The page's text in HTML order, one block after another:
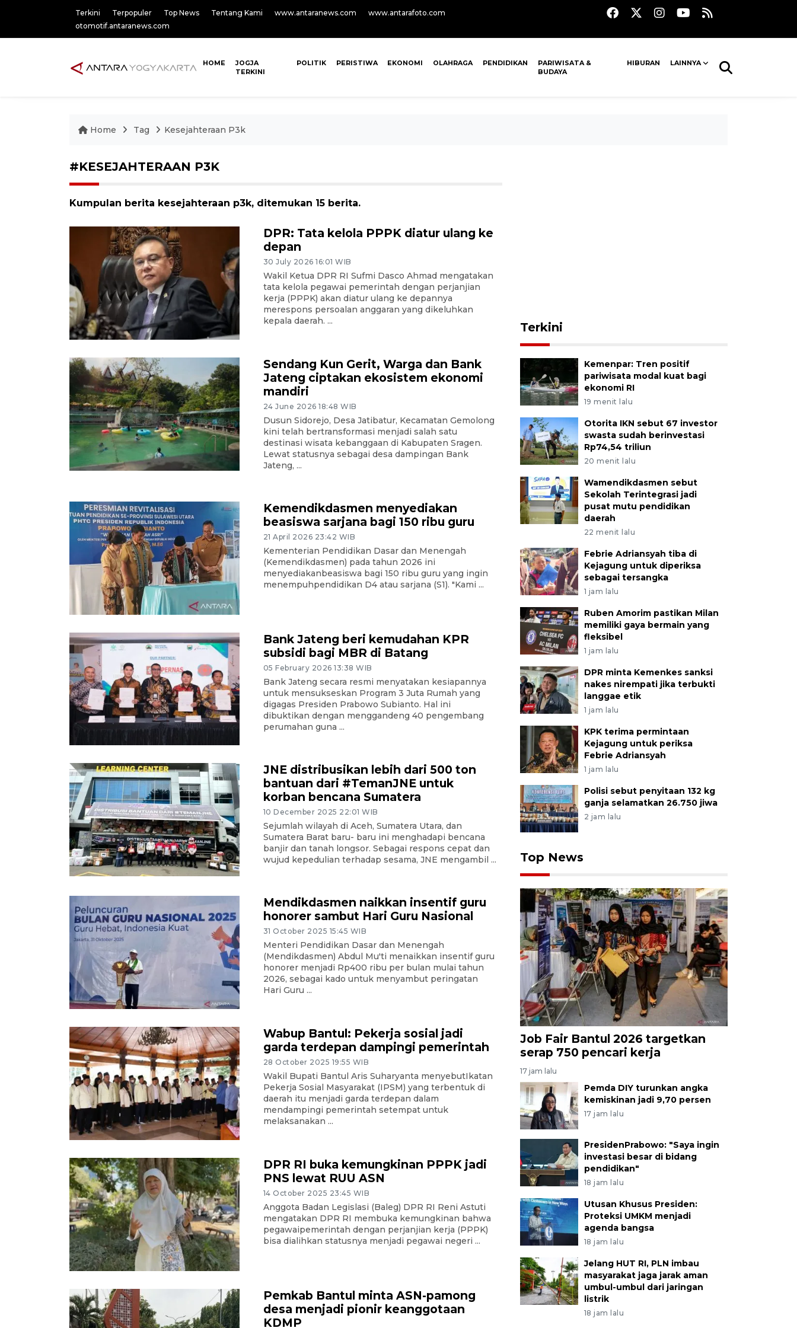
Terkini Terpopuler Top News Tentang Kami www.antaranews.com
www.antarafoto.com
otomotif.antaranews.com
HOME
JOGJA
TERKINI
POLITIK PERISTIWA EKONOMI OLAHRAGA PENDIDIKAN
PARIWISATA &
BUDAYA
HIBURAN LAINNYA
Home Tag Kesejahteraan P3k
#KESEJAHTERAAN P3K
Kumpulan berita kesejahteraan p3k, ditemukan 15 berita.
DPR: Tata kelola PPPK diatur ulang ke
depan
30 July 2026 16:01 WIB
Wakil Ketua DPR RI Sufmi Dasco Ahmad mengatakan
tata kelola pegawai pemerintah dengan perjanjian
kerja (PPPK) akan diatur ulang ke depannya
merespons persoalan anggaran yang dikeluhkan
kepala daerah. ...
Sendang Kun Gerit, Warga dan Bank
Jateng ciptakan ekosistem ekonomi
mandiri
24 June 2026 18:48 WIB
Dusun Sidorejo, Desa Jatibatur, Kecamatan Gemolong
kini telah bertransformasi menjadi salah satu
destinasi wisata kebanggaan di Kabupaten Sragen.
Lewat statusnya sebagai desa dampingan Bank
Jateng, ...
Kemendikdasmen menyediakan
beasiswa sarjana bagi 150 ribu guru
21 April 2026 23:42 WIB
Kementerian Pendidikan Dasar dan Menengah
(Kemendikdasmen) pada tahun 2026 ini
menyediakanbeasiswa bagi 150 ribu guru yang ingin
menempuhpendidikan D4 atau sarjana (S1). "Kami ...
Bank Jateng beri kemudahan KPR
subsidi bagi MBR di Batang
05 February 2026 13:38 WIB
Bank Jateng secara resmi menyatakan kesiapannya
untuk mensukseskan Program 3 Juta Rumah yang
digagas Presiden Prabowo Subianto. Hal ini
dibuktikan dengan menggandeng 40 pengembang
perumahan guna ...
JNE distribusikan lebih dari 500 ton
bantuan dari #TemanJNE untuk
korban bencana Sumatera
10 December 2025 22:01 WIB
Sejumlah wilayah di Aceh, Sumatera Utara, dan
Sumatera Barat baru- baru ini menghadapi bencana
banjir dan tanah longsor. Sebagai respons cepat dan
wujud kepedulian terhadap sesama, JNE mengambil ...
Mendikdasmen naikkan insentif guru
honorer sambut Hari Guru Nasional
31 October 2025 15:45 WIB
Menteri Pendidikan Dasar dan Menengah
(Mendikdasmen) Abdul Mu'ti menaikkan insentif guru
honorer menjadi Rp400 ribu per bulan mulai tahun
2026, sebagai kado untuk menyambut peringatan
Hari Guru ...
Wabup Bantul: Pekerja sosial jadi
garda terdepan dampingi pemerintah
28 October 2025 19:55 WIB
Wakil Bupati Bantul Aris Suharyanta menyebutIkatan
Pekerja Sosial Masyarakat (IPSM) yang terbentuk di
daerah itu menjadi garda terdepan dalam
mendampingi pemerintah setempat untuk
melaksanakan ...
DPR RI buka kemungkinan PPPK jadi
PNS lewat RUU ASN
14 October 2025 23:45 WIB
Anggota Badan Legislasi (Baleg) DPR RI Reni Astuti
mengatakan DPR RI membuka kemungkinan bahwa
pegawaipemerintah dengan perjanjian kerja (PPPK)
bisa dialihkan statusnya menjadi pegawai negeri ...
Pemkab Bantul minta ASN-pamong
desa menjadi pionir keanggotaan
KDMP
Terkini
Kemenpar: Tren positif
pariwisata modal kuat bagi
ekonomi RI
19 menit lalu
Otorita IKN sebut 67 investor
swasta sudah berinvestasi
Rp74,54 triliun
20 menit lalu
Wamendikdasmen sebut
Sekolah Terintegrasi jadi
pusat mutu pendidikan
daerah
22 menit lalu
Febrie Adriansyah tiba di
Kejagung untuk diperiksa
sebagai tersangka
1 jam lalu
Ruben Amorim pastikan Milan
memiliki gaya bermain yang
fleksibel
1 jam lalu
DPR minta Kemenkes sanksi
nakes nirempati jika terbukti
langgae etik
1 jam lalu
KPK terima permintaan
Kejagung untuk periksa
Febrie Adriansyah
1 jam lalu
Polisi sebut penyitaan 132 kg
ganja selamatkan 26.750 jiwa
2 jam lalu
Top News
Job Fair Bantul 2026 targetkan
serap 750 pencari kerja
17 jam lalu
Pemda DIY turunkan angka
kemiskinan jadi 9,70 persen
17 jam lalu
PresidenPrabowo: "Saya ingin
investasi besar di bidang
pendidikan"
18 jam lalu
Utusan Khusus Presiden:
Proteksi UMKM menjadi
agenda bangsa
18 jam lalu
Jelang HUT RI, PLN imbau
masyarakat jaga jarak aman
umbul-umbul dari jaringan
listrik
18 jam lalu